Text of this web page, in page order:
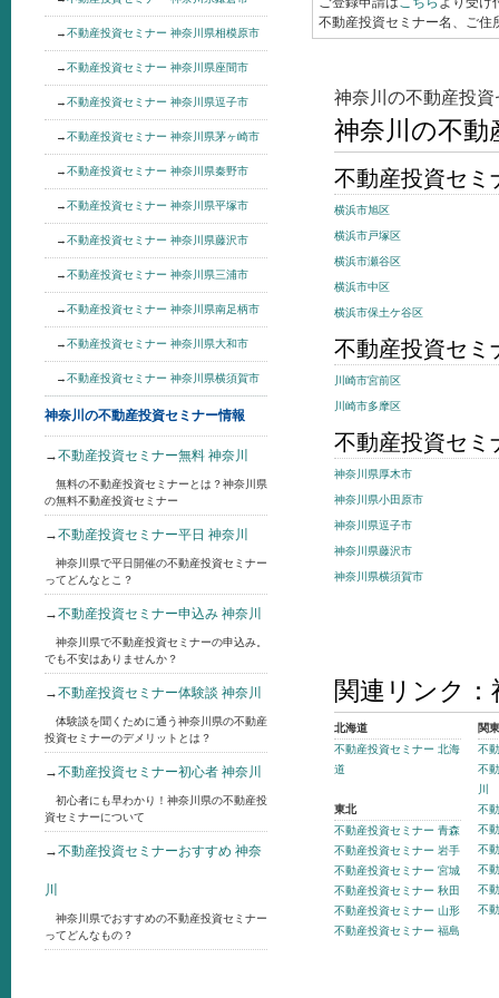
→不動産投資セミナー 神奈川県相模原市
→不動産投資セミナー 神奈川県座間市
→不動産投資セミナー 神奈川県逗子市
→不動産投資セミナー 神奈川県茅ヶ崎市
→不動産投資セミナー 神奈川県秦野市
→不動産投資セミナー 神奈川県平塚市
→不動産投資セミナー 神奈川県藤沢市
→不動産投資セミナー 神奈川県三浦市
→不動産投資セミナー 神奈川県南足柄市
→不動産投資セミナー 神奈川県大和市
→不動産投資セミナー 神奈川県横須賀市
神奈川の不動産投資セミナー情報
→不動産投資セミナー無料 神奈川
無料の不動産投資セミナーとは？神奈川県
の無料不動産投資セミナー
→不動産投資セミナー平日 神奈川
神奈川県で平日開催の不動産投資セミナー
ってどんなとこ？
→不動産投資セミナー申込み 神奈川
神奈川県で不動産投資セミナーの申込み。
でも不安はありませんか？
→不動産投資セミナー体験談 神奈川
体験談を聞くために通う神奈川県の不動産
投資セミナーのデメリットとは？
→不動産投資セミナー初心者 神奈川
初心者にも早わかり！神奈川県の不動産投
資セミナーについて
→不動産投資セミナーおすすめ 神奈
川
神奈川県でおすすめの不動産投資セミナー
ってどんなもの？
不動産投資セミナー名、ご住
神奈川の不動産投
神奈川の不動
不動産投資セミ
横浜市旭区
横浜市戸塚区
横浜市瀬谷区
横浜市中区
横浜市保土ケ谷区
不動産投資セミ
川崎市宮前区
川崎市多摩区
不動産投資セミ
神奈川県厚木市
神奈川県小田原市
神奈川県逗子市
神奈川県藤沢市
神奈川県横須賀市
関連リンク
北海道
不動産投資セミナー 北海
道
東北
不動産投資セミナー 青森
不動産投資セミナー 岩手
不動産投資セミナー 宮城
不動産投資セミナー 秋田
不動産投資セミナー 山形
不動産投資セミナー 福島
関東
不
不
川
不
不
不
不
不
不